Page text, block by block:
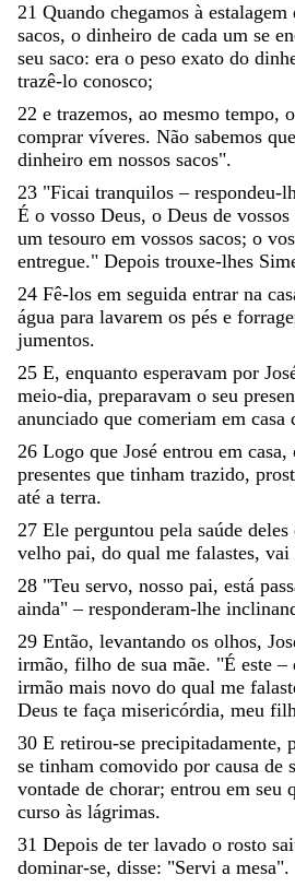
21 Quando chegamos à estalagem
sacos, o dinheiro de cada um se
seu saco: era o peso exato do
trazê-lo conosco;
22 e trazemos, ao mesmo tempo,
comprar víveres. Não sabemos
dinheiro em nossos sacos".
23 "Ficai tranquilos– respondeu-
É o vosso Deus, o Deus de vossos
um tesouro em vossos sacos; o
entregue." Depois trouxe-lhes
24 Fê-los em seguida entrar na
água para lavarem os pés e
jumentos.
25 E, enquanto esperavam por
meio-dia, preparavam o seu
anunciado que comeriam em casa
26 Logo que José entrou em casa,
presentes que tinham trazido,
até a terra.
27 Ele perguntou pela saúde deles
velho pai, do qual me falastes, vai
28 "Teu servo, nosso pai, está
ainda"– responderam-lhe
29 Então, levantando os olhos,
irmão, filho de sua mãe. "É este–
irmão mais novo do qual me
Deus te faça misericórdia, meu
30 E retirou-se precipitadamente,
se tinham comovido por causa de
vontade de chorar; entrou em seu
curso às lágrimas.
31 Depois de ter lavado o rosto
dominar-se, disse: "Servi a mesa".